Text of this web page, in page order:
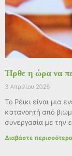
Ήρθε η ώρα να
3 Απριλίου 2026
Το Ρέικι είναι μια
κατανοητή από
συνεργασία με την
Διαβάστε